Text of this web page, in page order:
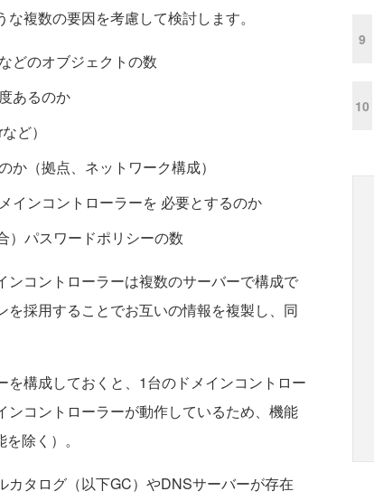
複数の要因を考慮して検討します。
どのオブジェクトの数
あるのか
ど）
か（拠点、ネットワーク構成）
インコントローラーを 必要とするのか
）パスワードポリシーの数
コントローラーは複数のサーバーで構成で
採用することでお互いの情報を複製し、同
構成しておくと、1台のドメインコントロー
コントローラーが動作しているため、機能
除く）。
タログ（以下GC）やDNSサーバーが存在
9
10